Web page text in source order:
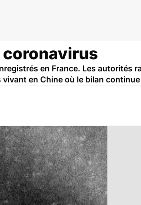
coronavirus
en France. Les autorités
en Chine où le bilan continue